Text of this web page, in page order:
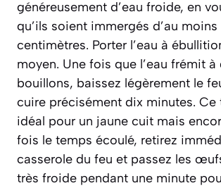
généreusement d’eau froide, en
qu’ils soient immergés d’au moins
centimètres. Porter l’eau à
moyen. Une fois que l’eau frémit à
bouillons, baissez légèrement le
cuire précisément dix minutes. Ce
idéal pour un jaune cuit mais
fois le temps écoulé, retirez
casserole du feu et passez les
très froide pendant une minute